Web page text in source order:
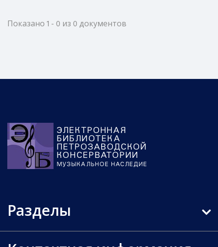
Показано 1 - 0 из 0 документов
Разделы